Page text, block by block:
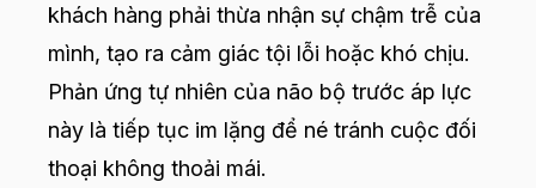
khách hàng phải thừa nhận sự chậm trễ của
mình, tạo ra cảm giác tội lỗi hoặc khó chịu.
Phản ứng tự nhiên của não bộ trước áp lực
này là tiếp tục im lặng để né tránh cuộc đối
thoại không thoải mái.